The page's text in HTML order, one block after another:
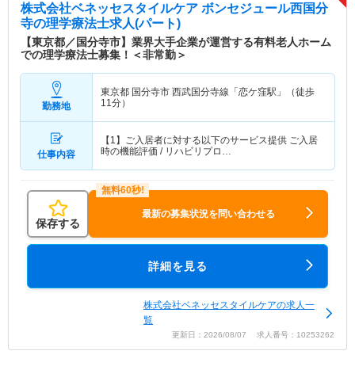
株式会社ベネッセスタイルケア ボンセジュール西国分
寺の理学療法士求人(パート)
【東京都／国分寺市】業界大手企業が運営する有料老人ホーム
での理学療法士募集！＜非常勤＞
勤務地
東京都 国分寺市 西武国分寺線「恋ケ窪駅」（徒歩
11分）
仕事内容
【1】ご入居者に対する以下のサービス提供 ご入居
時の機能評価 / リハビリプロ…
保存する
最新の募集状況を問い合わせる
詳細を見る
株式会社ベネッセスタイルケアの求人一
覧
更新日：2026/08/07 求人番号：10253262